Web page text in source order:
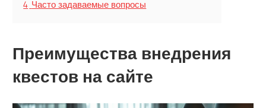
4 Часто задаваемые вопросы
Преимущества внедрения
квестов на сайте